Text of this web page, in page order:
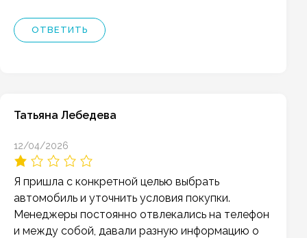
ОТВЕТИТЬ
Татьяна Лебедева
12/04/2026
Я пришла с конкретной целью выбрать
автомобиль и уточнить условия покупки.
Менеджеры постоянно отвлекались на телефон
и между собой, давали разную информацию о